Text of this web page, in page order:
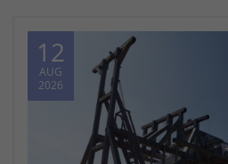
12
AUG
2026